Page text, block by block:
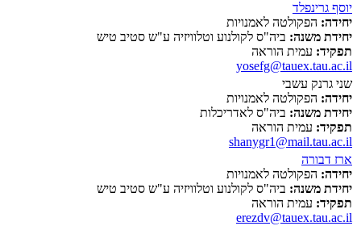
יוסף גרינפלד
יחידה: הפקולטה לאמנויות
יחידת משנה: ביה"ס לקולנוע וטלוויזיה ע"ש סטיב טיש
תפקיד: עמית הוראה
yosefg@tauex.tau.ac.il
שני גרנק עשבי
יחידה: הפקולטה לאמנויות
יחידת משנה: ביה"ס לאדריכלות
תפקיד: עמית הוראה
shanygr1@mail.tau.ac.il
ארז דבורה
יחידה: הפקולטה לאמנויות
יחידת משנה: ביה"ס לקולנוע וטלוויזיה ע"ש סטיב טיש
תפקיד: עמית הוראה
erezdv@tauex.tau.ac.il